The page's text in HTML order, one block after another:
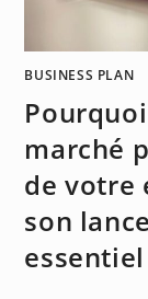
BUSINESS PLAN
marché
de votre
son
essentiel